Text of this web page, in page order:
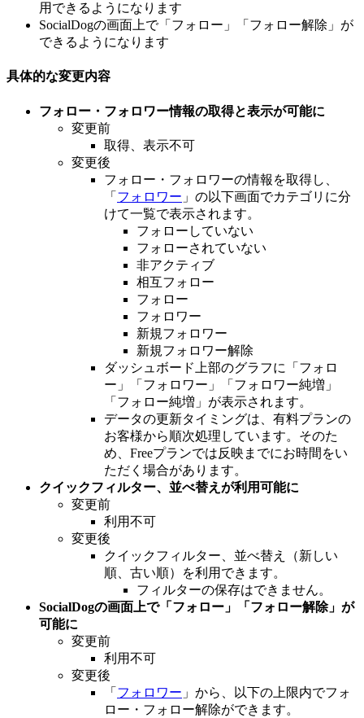
用できるようになります
SocialDogの画面上で「フォロー」「フォロー解除」が
できるようになります
具体的な変更内容
フォロー・フォロワー情報の取得と表示が可能に
変更前
取得、表示不可
変更後
フォロー・フォロワーの情報を取得し、
「 フォロワー 」の以下画面でカテゴリに分
けて一覧で表示されます。
フォローしていない
フォローされていない
非アクティブ
相互フォロー
フォロー
フォロワー
新規フォロワー
新規フォロワー解除
ダッシュボード上部のグラフに「フォロ
ー」「フォロワー」「フォロワー純増」
「フォロー純増」が表示されます。
データの更新タイミングは、有料プランの
お客様から順次処理しています。そのた
め、Freeプランでは反映までにお時間をい
ただく場合があります。
クイックフィルター、並べ替えが利用可能に
変更前
利用不可
変更後
クイックフィルター、並べ替え（新しい
順、古い順）を利用できます。
フィルターの保存はできません。
SocialDogの画面上で「フォロー」「フォロー解除」が
可能に
変更前
利用不可
変更後
「 フォロワー 」から、以下の上限内でフォ
ロー・フォロー解除ができます。